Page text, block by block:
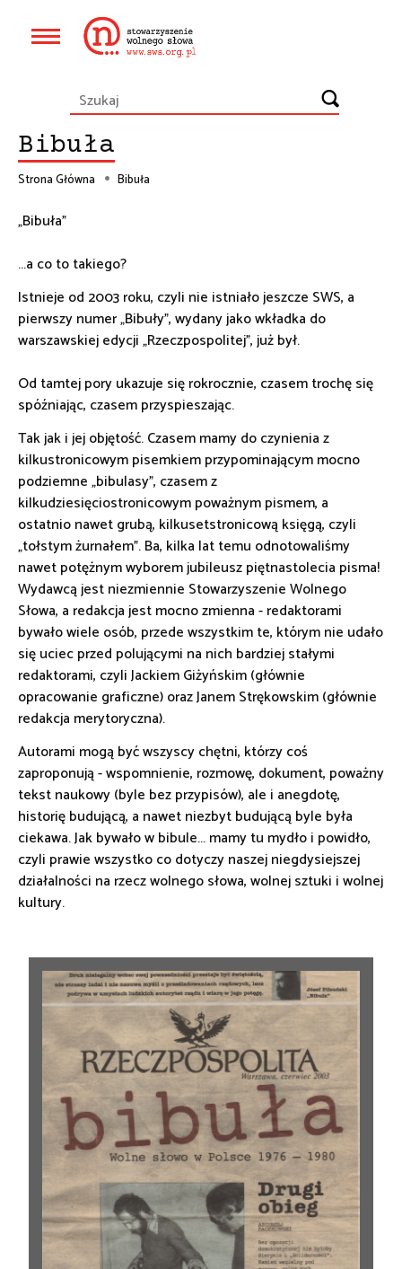
Główna
Bibuła
Ścieżka
Strona Główna Bibuła
„Bibuła”
...a co to takiego?
Istnieje od 2003 roku, czyli nie istniało jeszcze SWS, a
pierwszy numer „Bibuły”, wydany jako wkładka do
warszawskiej edycji „Rzeczpospolitej”, już był.
Od tamtej pory ukazuje się rokrocznie, czasem trochę się
spóźniając, czasem przyspieszając.
Tak jak i jej objętość. Czasem mamy do czynienia z
kilkustronicowym pisemkiem przypominającym mocno
podziemne „bibulasy”, czasem z
kilkudziesięciostronicowym poważnym pismem, a
ostatnio nawet grubą, kilkusetstronicową księgą, czyli
„tołstym żurnałem”. Ba, kilka lat temu odnotowaliśmy
nawet potężnym wyborem jubileusz piętnastolecia pisma!
Wydawcą jest niezmiennie Stowarzyszenie Wolnego
Słowa, a redakcja jest mocno zmienna - redaktorami
bywało wiele osób, przede wszystkim te, którym nie udało
się uciec przed polującymi na nich bardziej stałymi
redaktorami, czyli Jackiem Giżyńskim (głównie
opracowanie graficzne) oraz Janem Strękowskim (głównie
redakcja merytoryczna).
Autorami mogą być wszyscy chętni, którzy coś
zaproponują - wspomnienie, rozmowę, dokument, poważny
tekst naukowy (byle bez przypisów), ale i anegdotę,
historię budującą, a nawet niezbyt budującą byle była
ciekawa. Jak bywało w bibule... mamy tu mydło i powidło,
czyli prawie wszystko co dotyczy naszej niegdysiejszej
działalności na rzecz wolnego słowa, wolnej sztuki i wolnej
kultury.